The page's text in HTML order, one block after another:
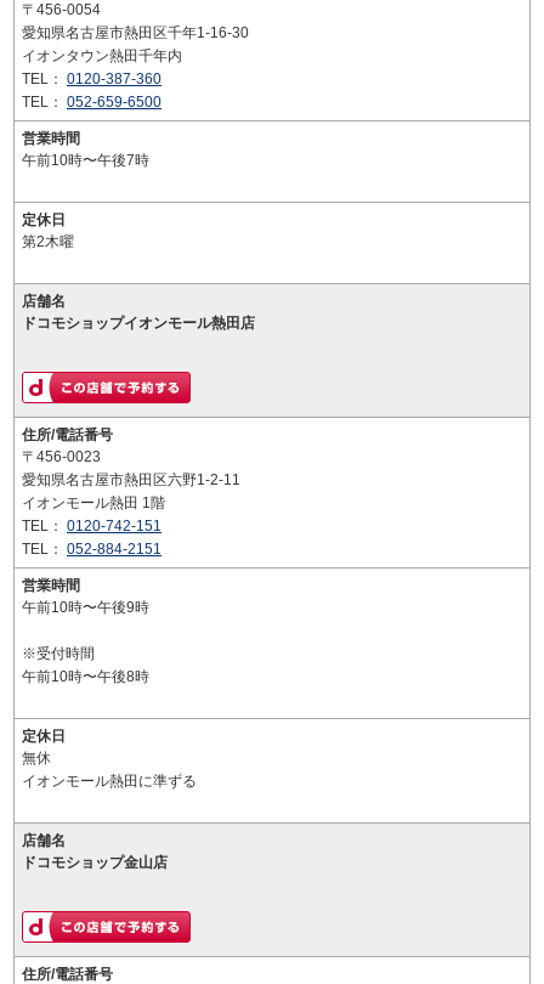
〒456-0054
愛知県名古屋市熱田区千年1-16-30
イオンタウン熱田千年内
TEL： 0120-387-360
TEL： 052-659-6500
営業時間
午前10時〜午後7時
定休日
第2木曜
店舗名
ドコモショップイオンモール熱田店
住所/電話番号
〒456-0023
愛知県名古屋市熱田区六野1-2-11
イオンモール熱田 1階
TEL： 0120-742-151
TEL： 052-884-2151
営業時間
午前10時〜午後9時
※受付時間
午前10時〜午後8時
定休日
無休
イオンモール熱田に準ずる
店舗名
ドコモショップ金山店
住所/電話番号